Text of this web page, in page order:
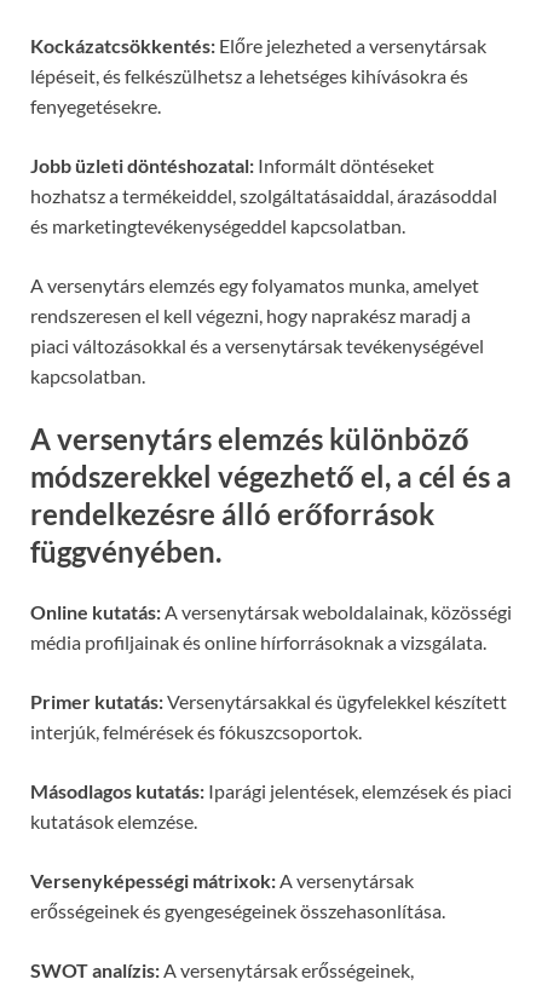
Kockázatcsökkentés: Előre jelezheted a versenytársak
lépéseit, és felkészülhetsz a lehetséges kihívásokra és
fenyegetésekre.
Jobb üzleti döntéshozatal: Informált döntéseket
hozhatsz a termékeiddel, szolgáltatásaiddal, árazásoddal
és marketingtevékenységeddel kapcsolatban.
A versenytárs elemzés egy folyamatos munka, amelyet
rendszeresen el kell végezni, hogy naprakész maradj a
piaci változásokkal és a versenytársak tevékenységével
kapcsolatban.
A versenytárs elemzés különböző
módszerekkel végezhető el, a cél és a
rendelkezésre álló erőforrások
függvényében.
Online kutatás: A versenytársak weboldalainak, közösségi
média profiljainak és online hírforrásoknak a vizsgálata.
Primer kutatás:Versenytársakkal és ügyfelekkel készített
interjúk, felmérések és fókuszcsoportok.
Másodlagos kutatás: Iparági jelentések, elemzések és piaci
kutatások elemzése.
Versenyképességi mátrixok: A versenytársak
erősségeinek és gyengeségeinek összehasonlítása.
SWOT analízis: A versenytársak erősségeinek,